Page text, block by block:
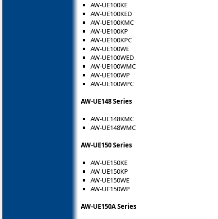
AW-UE100KE
AW-UE100KED
AW-UE100KMC
AW-UE100KP
AW-UE100KPC
AW-UE100WE
AW-UE100WED
AW-UE100WMC
AW-UE100WP
AW-UE100WPC
AW-UE148 Series
AW-UE148KMC
AW-UE148WMC
AW-UE150 Series
AW-UE150KE
AW-UE150KP
AW-UE150WE
AW-UE150WP
AW-UE150A Series